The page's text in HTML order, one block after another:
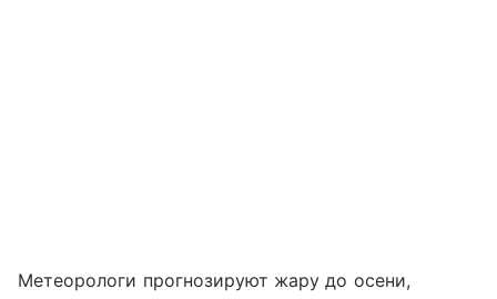
Метеорологи прогнозируют жару до осени,